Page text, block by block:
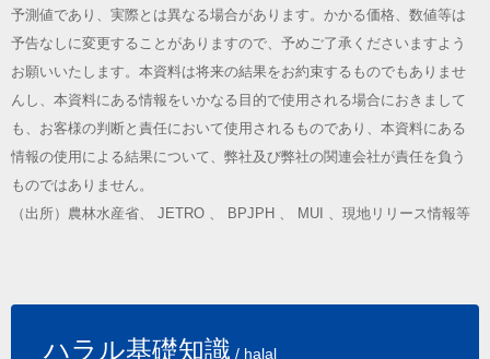
予測値であり、実際とは異なる場合があります。かかる価格、数値等は
予告なしに変更することがありますので、予めご了承くださいますよう
お願いいたします。本資料は将来の結果をお約束するものでもありませ
んし、本資料にある情報をいかなる目的で使用される場合におきまして
も、お客様の判断と責任において使用されるものであり、本資料にある
情報の使用による結果について、弊社及び弊社の関連会社が責任を負う
ものではありません。
（出所）農林水産省、 JETRO 、 BPJPH 、 MUI 、現地リリース情報等
ハラル基礎知識 / halal